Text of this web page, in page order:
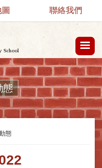
School
聯絡我們
態
態